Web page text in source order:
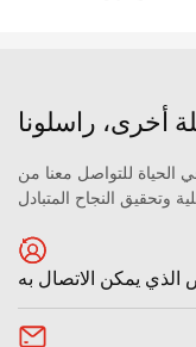
الحياة للتواصل معنا من
يمكن الاتصال به